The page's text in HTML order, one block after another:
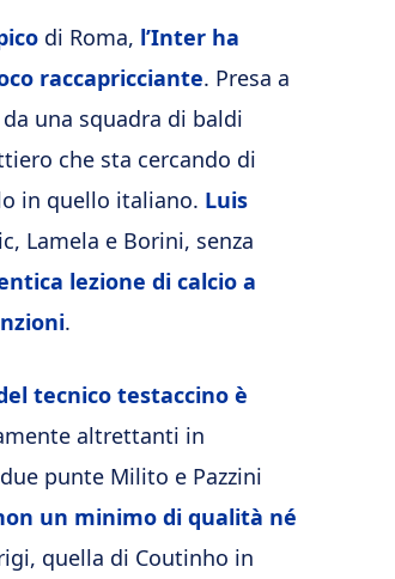
di Roma, l’Inter ha
raccapricciante. Presa a
una squadra di baldi
che sta cercando di
in quello italiano. Luis
Lamela e Borini, senza
lezione di calcio a
.
tecnico testaccino è
altrettanti in
punte Milito e Pazzini
un minimo di qualità né
quella di Coutinho in